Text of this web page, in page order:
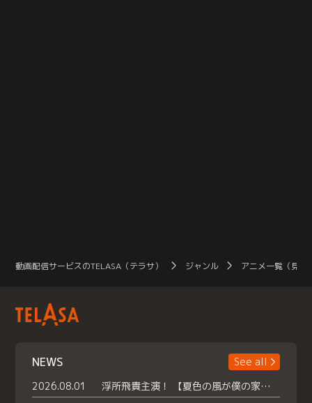
動画配信サービスのTELASA（テラサ） ジャンル アニメ一覧（見放
NEWS
See all
2026.08.01
浮所飛貴主演！ 【夏色の風が僕の家にやってきた】 本日よりテラサで独占配信スタート！